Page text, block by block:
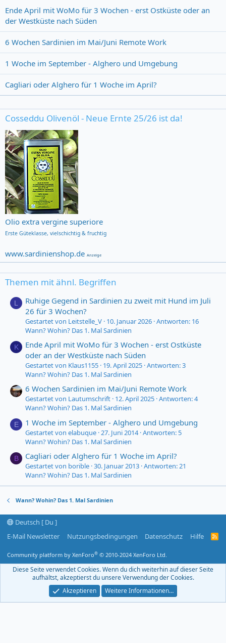
Ende April mit WoMo für 3 Wochen - erst Ostküste oder an
der Westküste nach Süden
6 Wochen Sardinien im Mai/Juni Remote Work
1 Woche im September - Alghero und Umgebung
Cagliari oder Alghero für 1 Woche im April?
Cosseddu Olivenöl - Neue Ernte 25/26 ist da!
Olio extra vergine superiore
Erste Güteklasse, vielschichtig & fruchtig
www.sardinienshop.de Anzeige
Themen mit ähnl. Begriffen
L
Ruhige Gegend in Sardinien zu zweit mit Hund im Juli
26 für 3 Wochen?
Gestartet von Leitstelle_V 10. Januar 2026 Antworten: 16
Wann? Wohin? Das 1. Mal Sardinien
K
Ende April mit WoMo für 3 Wochen - erst Ostküste
oder an der Westküste nach Süden
Gestartet von Klaus1155 19. April 2025 Antworten: 3
Wann? Wohin? Das 1. Mal Sardinien
6 Wochen Sardinien im Mai/Juni Remote Work
Gestartet von Lautumschrift 12. April 2025 Antworten: 4
Wann? Wohin? Das 1. Mal Sardinien
E 1 Woche im September - Alghero und Umgebung
Gestartet von elabuque 27. Juni 2014 Antworten: 5
Wann? Wohin? Das 1. Mal Sardinien
B Cagliari oder Alghero für 1 Woche im April?
Gestartet von borible 30. Januar 2013 Antworten: 21
Wann? Wohin? Das 1. Mal Sardinien
Wann? Wohin? Das 1. Mal Sardinien
Deutsch [ Du ]
E-Mail Newsletter
Nutzungsbedingungen Datenschutz Hilfe
R
F
Community platform by XenForo® © 2010-2024 XenForo Ltd.
Diese Seite verwendet Cookies. Wenn du dich weiterhin auf dieser Seite
aufhältst, akzeptierst du unsere Verwendung der Cookies.
Akzeptieren
Weitere Informationen…